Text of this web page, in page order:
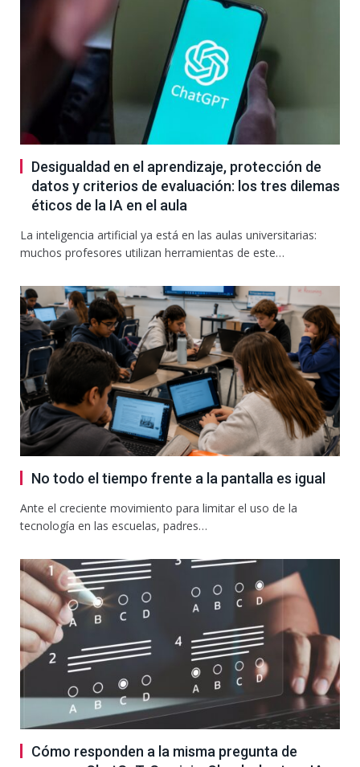
Desigualdad en el aprendizaje, protección de
datos y criterios de evaluación: los tres dilemas
éticos de la IA en el aula
La inteligencia artificial ya está en las aulas universitarias:
muchos profesores utilizan herramientas de este…
No todo el tiempo frente a la pantalla es igual
Ante el creciente movimiento para limitar el uso de la
tecnología en las escuelas, padres…
Cómo responden a la misma pregunta de